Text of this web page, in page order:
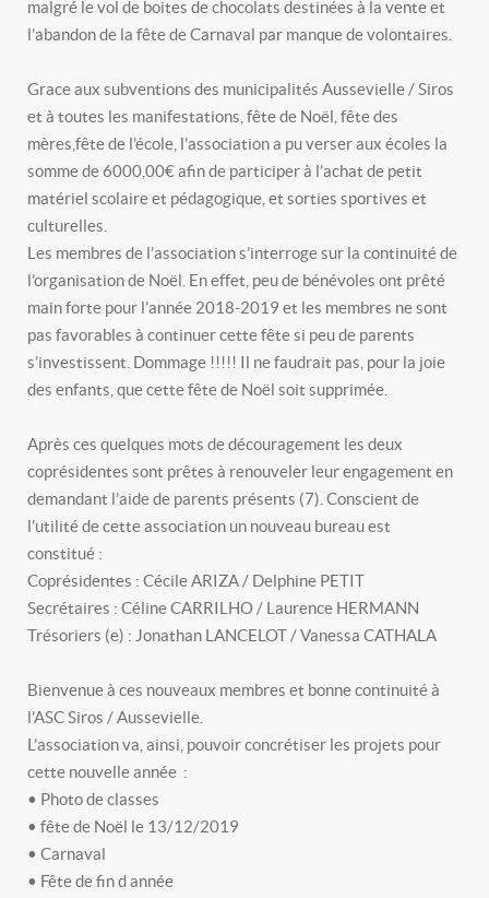
malgré le vol de boites de chocolats destinées à la vente et
l’abandon de la fête de Carnaval par manque de volontaires.
Grace aux subventions des municipalités Aussevielle / Siros
et à toutes les manifestations, fête de Noël, fête des
mères,fête de l’école, l’association a pu verser aux écoles la
somme de 6000,00€ afin de participer à l’achat de petit
matériel scolaire et pédagogique, et sorties sportives et
culturelles.
Les membres de l’association s’interroge sur la continuité de
l’organisation de Noël. En effet, peu de bénévoles ont prêté
main forte pour l’année 2018-2019 et les membres ne sont
pas favorables à continuer cette fête si peu de parents
s’investissent. Dommage !!!!! Il ne faudrait pas, pour la joie
des enfants, que cette fête de Noël soit supprimée.
Après ces quelques mots de découragement les deux
coprésidentes sont prêtes à renouveler leur engagement en
demandant l’aide de parents présents (7). Conscient de
l’utilité de cette association un nouveau bureau est
constitué :
Coprésidentes : Cécile ARIZA / Delphine PETIT
Secrétaires : Céline CARRILHO / Laurence HERMANN
Trésoriers (e) : Jonathan LANCELOT / Vanessa CATHALA
Bienvenue à ces nouveaux membres et bonne continuité à
l’ASC Siros / Aussevielle.
L’association va, ainsi, pouvoir concrétiser les projets pour
cette nouvelle année :
• Photo de classes
• fête de Noël le 13/12/2019
• Carnaval
• Fête de fin d année